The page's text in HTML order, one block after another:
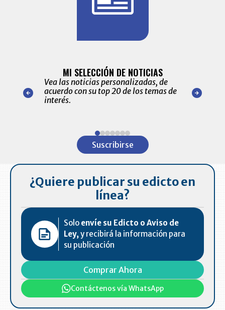
nuestro
para
MI SELECCIÓN DE NOTICIAS
Vea las noticias personalizadas, de
acuerdo con su top 20 de los temas de
interés.
de las
Suscribirse
¿Quiere publicar su edicto en
línea?
Solo envíe su Edicto o Aviso de
Ley,y recibirá la información para
su publicación
Comprar Ahora
Contáctenos vía WhatsApp